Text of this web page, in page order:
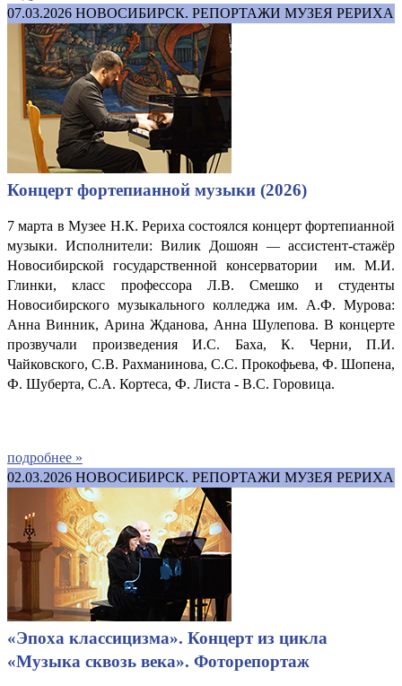
07.03.2026 НОВОСИБИРСК. РЕПОРТАЖИ МУЗЕЯ РЕРИХА
Концерт фортепианной музыки (2026)
7 марта в Музее Н.К. Рериха состоялся концерт фортепианной
музыки. Исполнители: Вилик Дошоян — ассистент-стажёр
Новосибирской государственной консерватории им. М.И.
Глинки, класс профессора Л.В. Смешко и студенты
Новосибирского музыкального колледжа им. А.Ф. Мурова:
Анна Винник, Арина Жданова, Анна Шулепова. В концерте
прозвучали произведения И.С. Баха, К. Черни, П.И.
Чайковского, С.В. Рахманинова, С.С. Прокофьева, Ф. Шопена,
Ф. Шуберта, С.А. Кортеса, Ф. Листа - В.С. Горовица.
подробнее »
02.03.2026 НОВОСИБИРСК. РЕПОРТАЖИ МУЗЕЯ РЕРИХА
«Эпоха классицизма». Концерт из цикла
«Музыка сквозь века». Фоторепортаж